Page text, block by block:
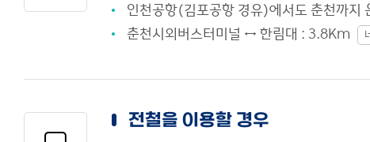
인천공항(김포공항 경유)에서도 춘천까지
춘천시외버스터미널 ↔ 한림대 : 3.8Km
전철을 이용할 경우